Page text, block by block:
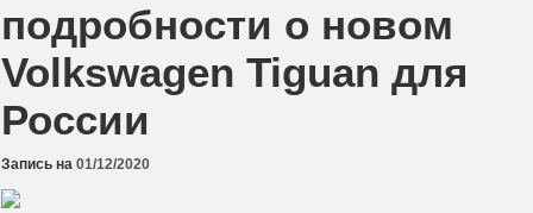
подробности о новом
Volkswagen Tiguan для
России
Запись на 01/12/2020